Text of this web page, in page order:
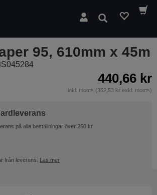
Sök
95, 610mm x 45m
440,66 kr
inkl. moms (352,53 kr exkl. moms)
på alla beställningar över 250 kr
från leverans. Läs mer